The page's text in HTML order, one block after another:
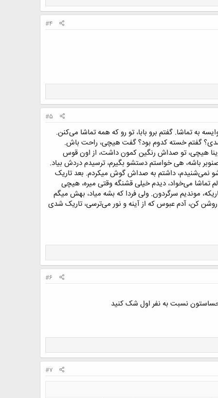
#4
#5
به تماشا. گفتم برو بابا، تو رو که همه تماشا می‌کنن.
گفتم خسته کدوم بود؟ گفت هیچی، راحت باش.
هیچی، تو صداش رنگین کمون داشت، از اون قوس
باشه، هی خواستم دستشو بگیرم، ترسیدم دردش بیاد.
نمی‌شنیدم، داشتم به صداش گوش میکردم. بعد تاریک
می‌خواد، دیدم خیلی قشنگه وقتی میره، هیچی
موندیم سرگردون. ولی فردا که بشه میاد، بهش میگم
کن، آدم عبوس که از آینه و نور می‌ترسی، تاریک شدی
#6
نسبت به نفر اول شک کنید
#7